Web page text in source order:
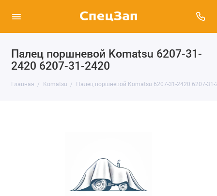
Палец поршневой Komatsu 6207-31-
2420 6207-31-2420
Главная Komatsu Палец поршневой Komatsu 6207-31-2420 6207-31-